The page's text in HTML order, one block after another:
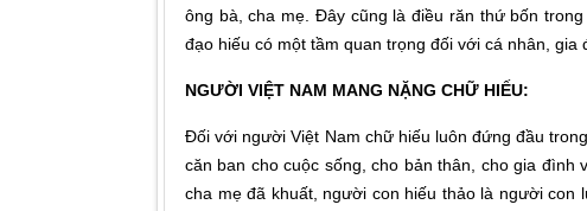
ông bà, cha mẹ. Đây cũng là điều răn thứ bốn
đạo hiếu có một tầm quan trọng đối với cá nhân, gia
NGƯỜI VIỆT NAM MANG NẶNG CHỮ HIẾU:
Đối với người Việt Nam chữ hiếu luôn đứng đầu
căn ban cho cuộc sống, cho bản thân, cho gia
cha mẹ đã khuất, người con hiếu thảo là người